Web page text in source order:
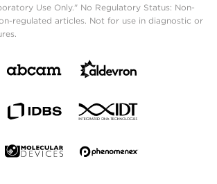
Use Only." No Regulatory Status: Non-
regulated articles. Not for use in diagnostic or